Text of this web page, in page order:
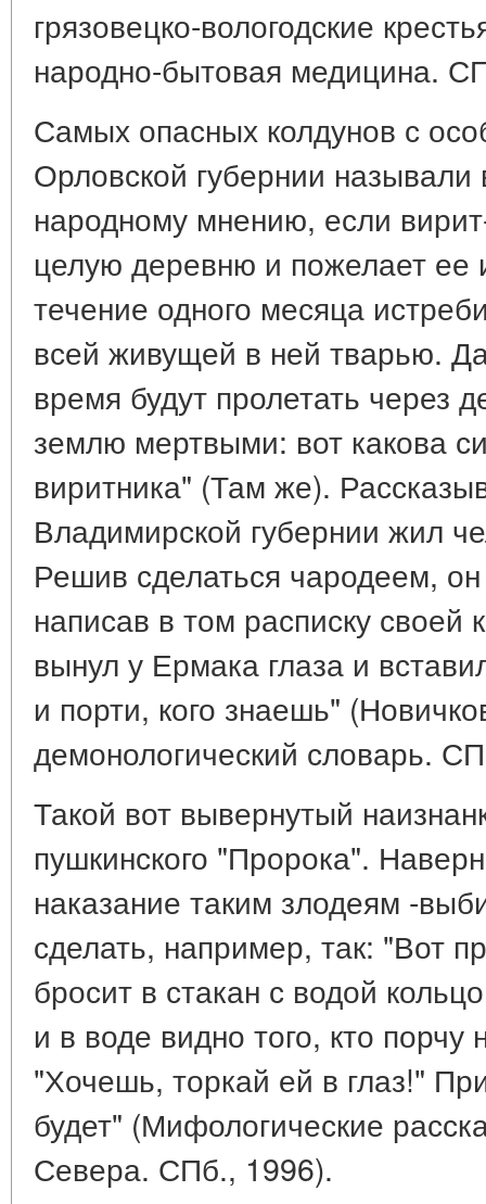
грязовецко-вологодские
народно-бытовая медицина.
Самых опасных колдунов с
Орловской губернии
народному мнению, если
целую деревню и пожелает ее
течение одного месяца
всей живущей в ней тварью.
время будут пролетать через
землю мертвыми: вот какова
виритника" (Там же).
Владимирской губернии жил
Решив сделаться чародеем,
написав в том расписку своей
вынул у Ермака глаза и
и порти, кого знаешь"
демонологический словарь.
Такой вот вывернутый
пушкинского "Пророка".
наказание таким злодеям -
сделать, например, так: "Вот
бросит в стакан с водой
и в воде видно того, кто порчу
"Хочешь, торкай ей в глаз!"
будет" (Мифологические
Севера. СПб., 1996).